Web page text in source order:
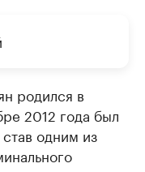
родился в
2012 года был
одним из